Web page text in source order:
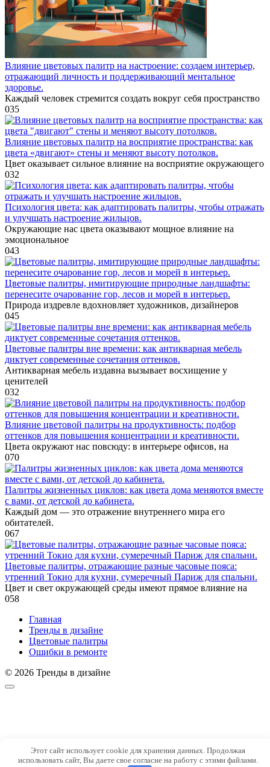
Влияние цветовых палитр на настроение: создаем интерьер,
отражающий личность и поддерживающий ментальное
здоровье.
Каждый человек стремится создать вокруг себя пространство
035
Влияние цветовых палитр на восприятие пространства: как
цвета «двигают» стены и меняют высоту потолков.
Цвет оказывает сильное влияние на восприятие окружающего
032
Психология цвета: как адаптировать палитры, чтобы отражать
и улучшать настроение жильцов.
Окружающие нас цвета оказывают мощное влияние на
эмоциональное
043
Цветовые палитры, имитирующие природные ландшафты:
перенесите очарование гор, лесов и морей в интерьер.
Природа издревле вдохновляет художников, дизайнеров
045
Цветовые палитры вне времени: как антикварная мебель
диктует современные сочетания оттенков.
Антикварная мебель издавна вызывает восхищение у
ценителей
032
Влияние цветовой палитры на продуктивность: подбор
оттенков для повышения концентрации и креативности.
Цвета окружают нас повсюду: в интерьере офисов, на
070
Палитры жизненных циклов: как цвета дома меняются вместе
с вами, от детской до кабинета.
Каждый дом — это отражение внутреннего мира его
обитателей.
067
Цветовые палитры, отражающие разные часовые пояса:
утренний Токио для кухни, сумеречный Париж для спальни.
Цвет и свет окружающей среды имеют прямое влияние на
058
Главная
Тренды в дизайне
Цветовые палитры
Ошибки в ремонте
© 2026 Тренды в дизайне
Этот сайт использует cookie для хранения данных. Продолжая
использовать сайт, Вы даете свое согласие на работу с этими файлами.